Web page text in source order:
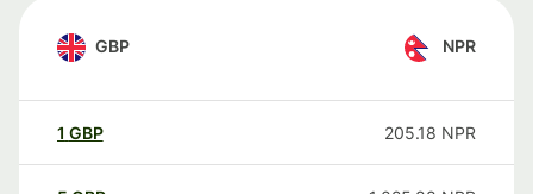
GBP NPR
1 GBP 205.18 NPR